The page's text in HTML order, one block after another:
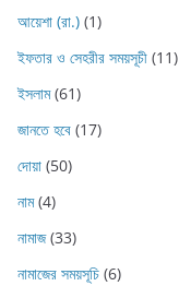
আয়েশা (রা.) (1)
ইফতার ও সেহরীর সময়সূচী (11)
ইসলাম(61)
জানতে হবে (17)
দোয়া (50)
নাম(4)
নামাজ(33)
নামাজের সময়সূচি (6)